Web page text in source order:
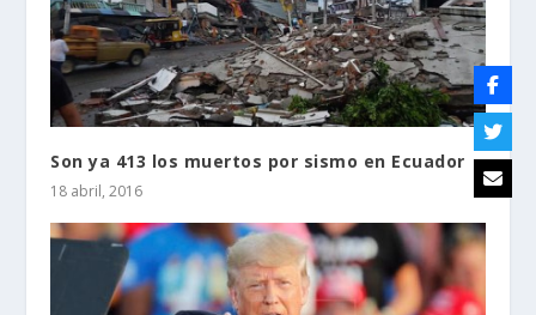
Son ya 413 los muertos por sismo en Ecuador
18 abril, 2016